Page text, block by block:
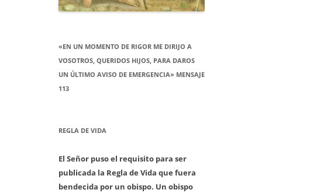
«EN UN MOMENTO DE RIGOR ME DIRIJO A
VOSOTROS, QUERIDOS HIJOS, PARA DAROS
UN ÚLTIMO AVISO DE EMERGENCIA» MENSAJE
113
REGLA DE VIDA
El Señor puso el requisito para ser
publicada la Regla de Vida que fuera
bendecida por un obispo. Un obispo